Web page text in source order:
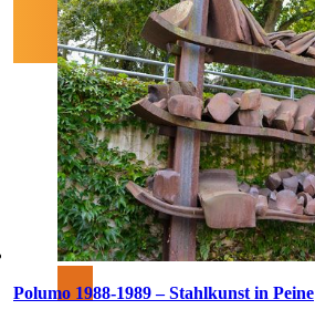
Polumo 1988-1989 – Stahlkunst in Peine